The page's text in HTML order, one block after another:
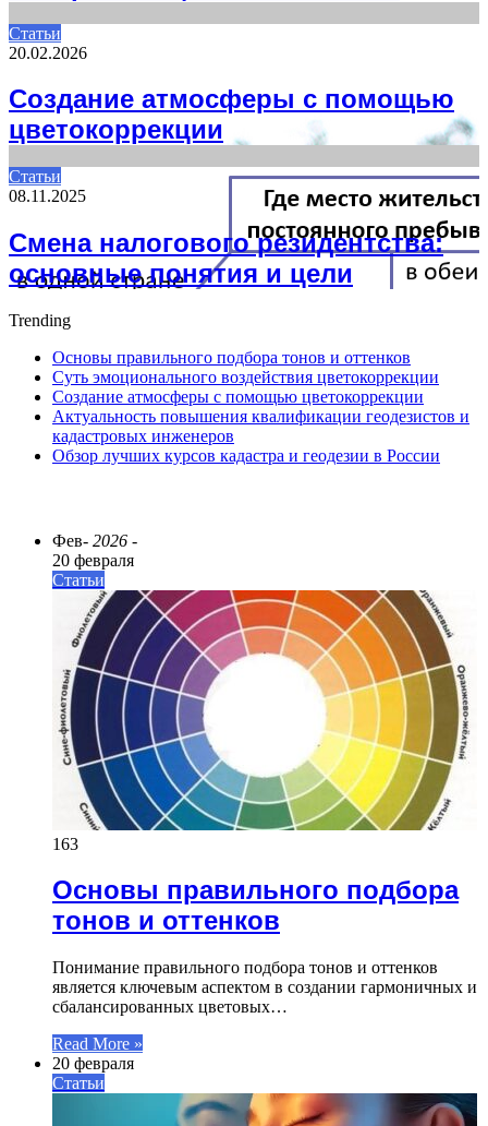
Статьи
20.02.2026
Создание атмосферы с помощью
цветокоррекции
Статьи
08.11.2025
Смена налогового резидентства:
основные понятия и цели
Trending
Основы правильного подбора тонов и оттенков
Суть эмоционального воздействия цветокоррекции
Создание атмосферы с помощью цветокоррекции
Актуальность повышения квалификации геодезистов и
кадастровых инженеров
Обзор лучших курсов кадастра и геодезии в России
Фев- 2026 -
20 февраля
Статьи
163
Основы правильного подбора
тонов и оттенков
Понимание правильного подбора тонов и оттенков
является ключевым аспектом в создании гармоничных и
сбалансированных цветовых…
Read More »
20 февраля
Статьи